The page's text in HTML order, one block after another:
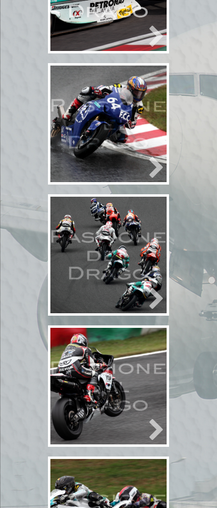
bikeレース carレース モー
タースポーツ
2輪 4輪 Super Formula
鈴
鹿サーキット
2010年10月30,31
日 鈴鹿スーパー
バイクレース4
2010年10月30日
bikeレース
モータースポ
ーツ
2輪 モータースポーツ 鈴
鹿サーキット
2010年10月30,31
日 鈴鹿スーパー
バイクレース3
2010年10月30日
bikeレース
モータースポ
モータースポーツ 鈴
2010年10月30,31
日 鈴鹿スーパー
バイクレース2
2010年10月30日
bikeレース モータースポ
ーツ
2輪 モータースポーツ
鈴
鹿サーキット
2010年10月30,31
日 鈴鹿スーパー
バイクレース1